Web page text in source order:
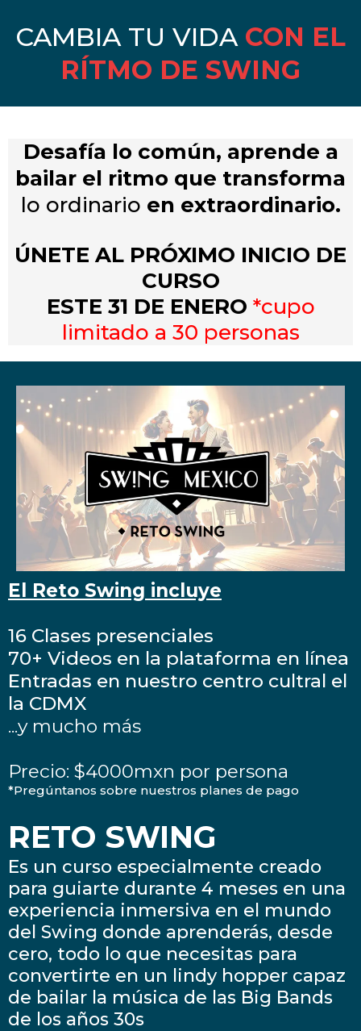
CAMBIA TU VIDACON EL
RÍTMO DE SWING
Desafía lo común, aprende a
bailar el ritmo que transforma
lo ordinario en extraordinario.
ÚNETE AL PRÓXIMO INICIO DE
CURSO
ESTE 31 DE ENERO *cupo
limitado a 30 personas
El Reto Swing incluye
16 Clases presenciales
70+ Videos en la plataforma en línea
Entradas en nuestro centro cultral el
la CDMX
...y mucho más
Precio: $4000mxn por persona
*Pregúntanos sobre nuestros planes de pago
RETO SWING
Es un curso especialmente creado
para guiarte durante 4 meses en una
experiencia inmersiva en el mundo
del Swing donde aprenderás, desde
cero, todo lo que necesitas para
convertirte en un lindy hopper capaz
de bailar la música de las Big Bands
de los años 30s